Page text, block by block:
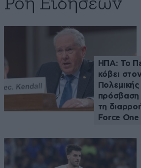
Ροή Ειδήσεων
ΗΠΑ: Το
κόβει
πρόσβαση
τη
Force One